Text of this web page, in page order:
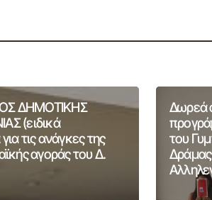
ΔΗΜΟΤΙΚΗΣ
(ειδικά
τις ανάγκες της
αγοράς του Δ.
Δωρεά
του